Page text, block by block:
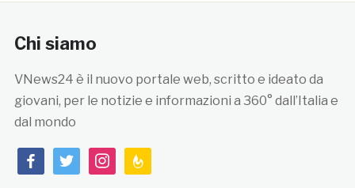
Chi siamo
VNews24 è il nuovo portale web, scritto e ideato da
giovani, per le notizie e informazioni a 360° dall’Italia e
dal mondo
facebooktwitterinstagramfeedburner